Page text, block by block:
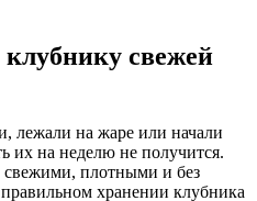
свежей
лежали на жаре или начали
их на неделю не получится.
плотными и без
хранении клубника